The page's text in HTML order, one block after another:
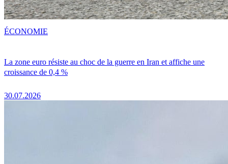
La zone euro résiste au choc de la guerre en Iran et affiche une
croissance de 0,4 %
30.07.2026
ÉCONOMIE